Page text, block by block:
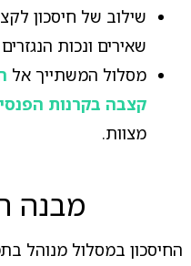
שילוב של חיסכון
שאירים ונכות
מסלול המשתייך אל
קצבה בקרנות
מצוות.
מבנה
החיסכון במסלול מנוהל